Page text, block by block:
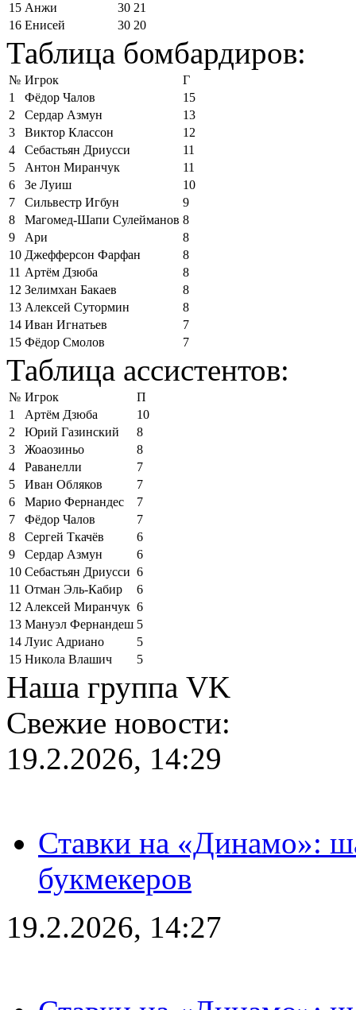
15 Анжи 30 21
16 Енисей 30 20
Таблица бомбардиров:
№ Игрок
Г
1
Фёдор Чалов
15
2
Сердар Азмун
13
3
Виктор Классон
12
4
Себастьян Дриусси
11
5
Антон Миранчук
11
6
Зе Луиш
10
7
Сильвестр Игбун
9
8
Магомед-Шапи Сулейманов 8
9
Ари
8
10 Джефферсон Фарфан
8
11 Артём Дзюба
8
12 Зелимхан Бакаев
8
13 Алексей Сутормин
8
14 Иван Игнатьев
7
15 Фёдор Смолов 7
Таблица ассистентов:
№ Игрок
П
1
Артём Дзюба
10
2
Юрий Газинский
8
3
Жоаозиньо
8
4
Раванелли
7
5
Иван Обляков
7
6
Марио Фернандес
7
7
Фёдор Чалов
7
8
Сергей Ткачёв
6
9
Сердар Азмун
6
10 Себастьян Дриусси 6
11 Отман Эль-Кабир
6
12 Алексей Миранчук 6
13 Мануэл Фернандеш 5
14 Луис Адриано
5
15 Никола Влашич 5
Наша группа VK
Свежие новости:
19.2.2026, 14:29
Ставки на «Динамо»:
букмекеров
19.2.2026, 14:27